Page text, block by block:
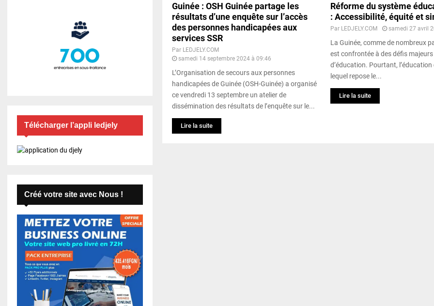
Guinée : OSH Guinée partage les
résultats d’une enquête sur l’accès
des personnes handicapées aux
services SSR
Par LEDJELY.COM
samedi 14 septembre 2024 à 09:46
L’Organisation de secours aux personnes
handicapées de Guinée (OSH-Guinée) a organisé
ce vendredi 13 septembre un atelier de
dissémination des résultats de l’enquête sur le...
Lire la suite
Réforme du système
: Accessibilité, équité et
Par LEDJELY.COM samedi 27 avril
La Guinée, comme de nombreux
est confrontée à des défis
d’éducation. Pourtant, l’éducation
lequel repose le...
Lire la suite
Télécharger l’appli ledjely
Créé votre site avec Nous !